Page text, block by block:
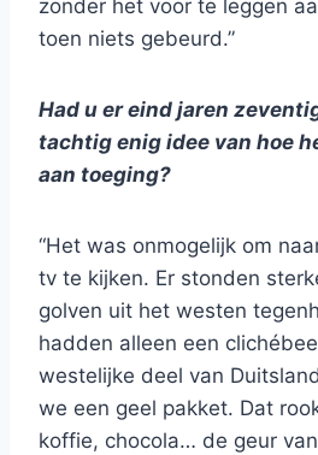
zonder het voor te leggen
toen niets gebeurd.”
Had u er eind jaren
tachtig enig idee van hoe
aan toeging?
“Het was onmogelijk om
tv te kijken. Er stonden
golven uit het westen
hadden alleen een
westelijke deel van
we een geel pakket. Dat
koffie, chocola… de geur